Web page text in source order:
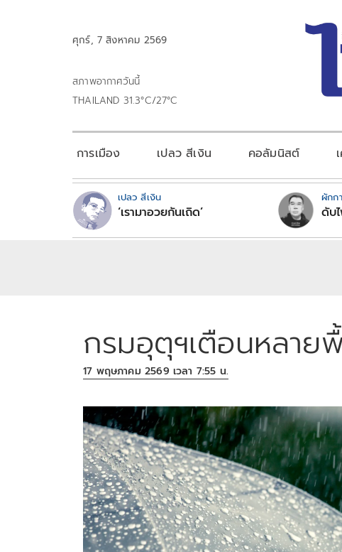
ศุกร์, 7 สิงหาคม 2569
สภาพอากาศวันนี้
THAILAND 31.3°C/27°C
การเมือง เปลว สีเงิน คอลัมนิสต์
เปลว สีเงิน
‘เรามาอวยกันเถิด’
ผักก
ดับ
กรมอุตุฯเตือนหลา
17 พฤษภาคม 2569 เวลา 7:55 น.